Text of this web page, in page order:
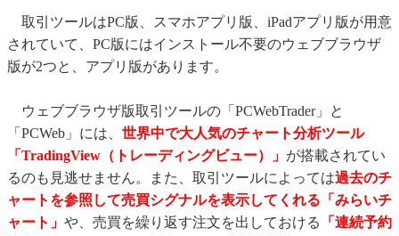
取引ツールはPC版、スマホアプリ版、iPadアプリ版が用意
されていて、PC版にはインストール不要のウェブブラウザ
版が2つと、アプリ版があります。
ウェブブラウザ版取引ツールの「PCWebTrader」と
「PCWeb」には、 世界中で大人気のチャート分析ツール
「TradingView（トレーディングビュー）」 が搭載されてい
るのも見逃せません。また、取引ツールによっては過去のチ
ャートを参照して売買シグナルを表示してくれる「みらいチ
ャート」 や、売買を繰り返す注文を出しておける
「連続予約